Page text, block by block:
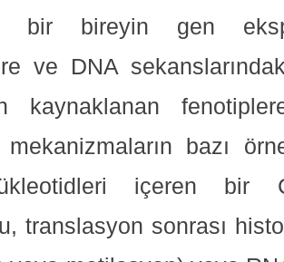
bir bireyin gen
ve DNA
kaynaklanan
mekanizmaların bazı
içeren bir
translasyon sonrası